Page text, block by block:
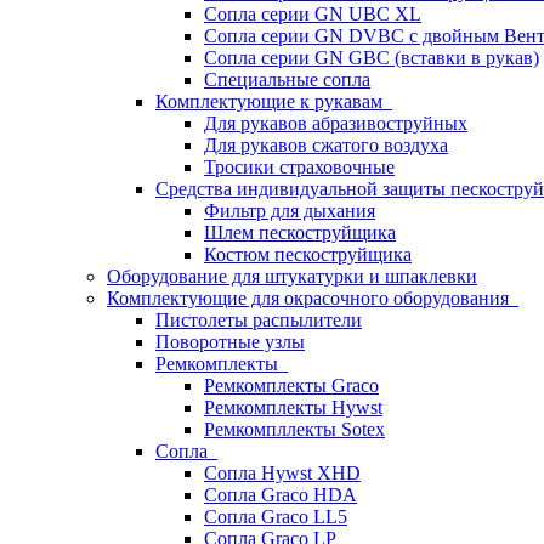
Сопла серии GN UBC XL
Сопла серии GN DVBC с двойным
Сопла серии GN GBC (вставки в рукав)
Специальные сопла
Комплектующие к рукавам
Для рукавов абразивоструйных
Для рукавов сжатого воздуха
Тросики страховочные
Средства индивидуальной защиты
Фильтр для дыхания
Шлем пескоструйщика
Костюм пескоструйщика
Оборудование для штукатурки и шпаклевки
Комплектующие для окрасочного оборудования
Пистолеты распылители
Поворотные узлы
Ремкомплекты
Ремкомплекты Graco
Ремкомплекты Hywst
Ремкомпллекты Sotex
Сопла
Сопла Hywst XHD
Сопла Graco HDA
Сопла Graco LL5
Сопла Graco LP